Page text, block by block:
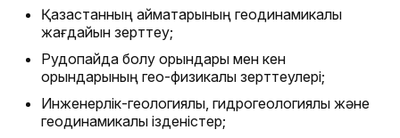
Қазақстанның аймақтарының геодинамикалық
жағдайын зерттеу;
Рудопайда болу орындары мен кен
орындарының гео-физикалық зерттеулері;
Инженерлік-геологиялық, гидрогеологиялық және
геодинамикалық ізденістер;